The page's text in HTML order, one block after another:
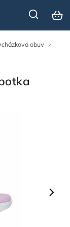
obuv /